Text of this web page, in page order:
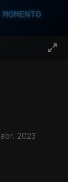
2023